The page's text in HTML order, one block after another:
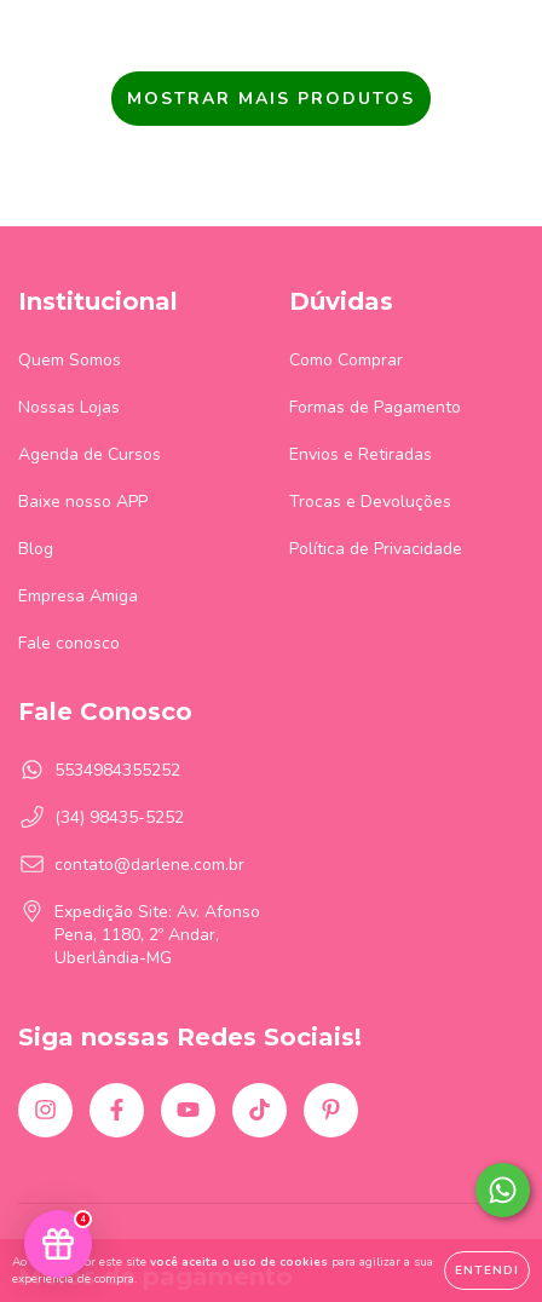
Ao navegar por este site você aceita o uso de cookies para agilizar a sua
experiência de compra.
ENTENDI
MOSTRAR MAIS PRODUTOS
Institucional
Quem Somos
Nossas Lojas
Agenda de Cursos
Baixe nosso APP
Blog
Empresa Amiga
Fale conosco
Dúvidas
Como Comprar
Formas de Pagamento
Envios e Retiradas
Trocas e Devoluções
Política de Privacidade
Fale Conosco
5534984355252
(34) 98435-5252
contato@darlene.com.br
Expedição Site: Av. Afonso
Pena, 1180, 2º Andar,
Uberlândia-MG
Siga nossas Redes Sociais!
Meios de pagamento
4